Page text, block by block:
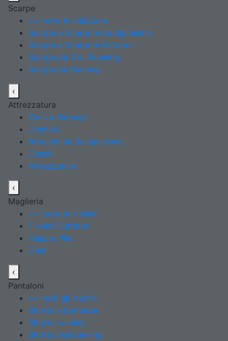
Scarpe
>> tutte le calzature
Scarpe e Scarponi da Alpinismo
Scarpe e Scarponi Outdoor
Scarpe da Trail Running
Scarpe da Running
‹
Attrezzatura
Zaini e Marsupi
Occhiali
Attacchi da Scialpinismo
Caschi
Attrezzatura
‹
Maglieria
>> tutte le t-shirt
T-shirt Outdoor
Felpe e Pile
Gilet
‹
Pantaloni
>> tutti gli shorts
Shorts e bermuda
Shorts running
Shorts trail running